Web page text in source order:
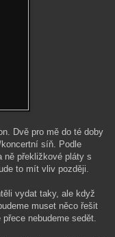
Dvě pro mě do té doby
síň. Podle
ně překližkové pláty s
to mít vliv později.
vydat taky, ale když
muset něco řešit
nebudeme sedět.